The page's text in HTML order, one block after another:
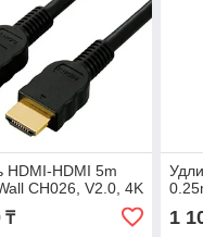
HDMI-HDMI 5m
CH026, V2.0, 4K
₸ 1